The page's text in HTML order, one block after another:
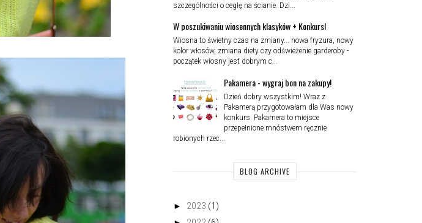
szczególności o cegłę na ścianie. Dzi...
W poszukiwaniu wiosennych klasyków + Konkurs!
Wiosna to świetny czas na zmiany... nowa fryzura, nowy
kolor włosów, zmiana diety czy odświeżenie garderoby -
początek wiosny jest dobrym c...
Pakamera - wygraj bon na zakupy!
Dzień dobry wszystkim! Wraz z
Pakamerą przygotowałam dla Was nowy
konkurs. Pakamera to miejsce
przepełnione mnóstwem ręcznie
robionych rzec...
BLOG ARCHIVE
► 2023 (1)